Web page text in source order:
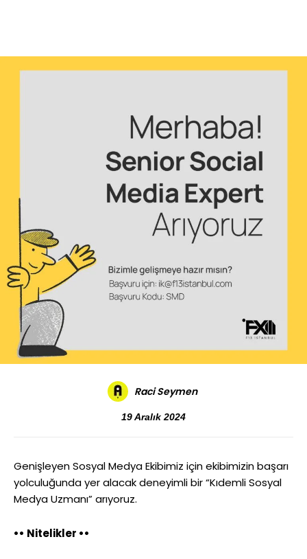
Raci Seymen
19 Aralık 2024
Genişleyen Sosyal Medya Ekibimiz için ekibimizin başarı
yolculuğunda yer alacak deneyimli bir “Kıdemli Sosyal
Medya Uzmanı” arıyoruz.
•• Nitelikler ••